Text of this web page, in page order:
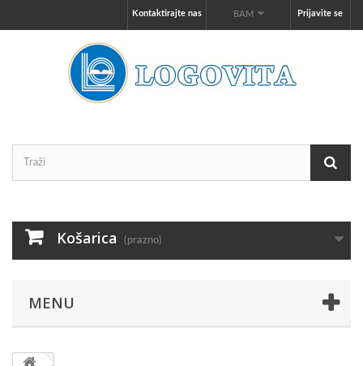
Prijavite se
BAM
Kontaktirajte nas
Košarica (prazno)
MENU